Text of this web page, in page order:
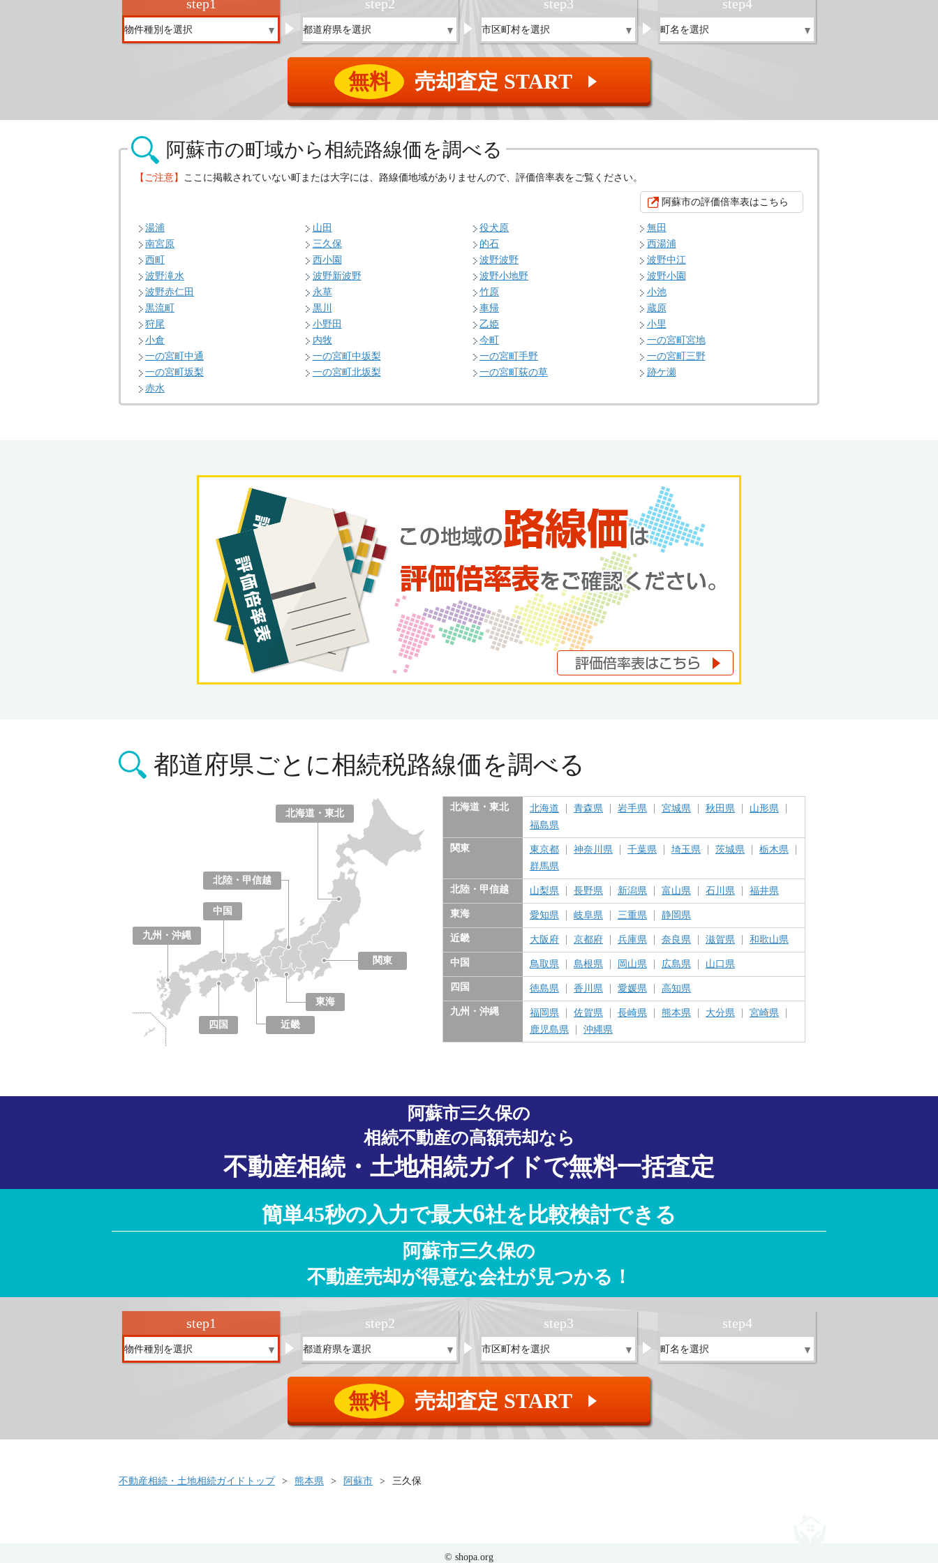
step1 step2 step3 step4
無料 売却査定 START ▲
阿蘇市の町域から相続路線価を調べる
【ご注意】 ここに掲載されていない町または大字には、路線価地域がありませんので、評価倍率表をご覧ください。
阿蘇市の評価倍率表はこちら
湯浦 山田 役犬原
無田
南宮原
三久保 的石
西湯浦
西町
西小園 波野波野
波野中江
波野滝水
波野新波野 波野小地野
波野小園
波野赤仁田
永草 竹原
小池
黒流町
黒川 車帰
蔵原
狩尾
小野田 乙姫
小里
小倉
内牧 今町
一の宮町宮地
一の宮町中通
一の宮町中坂梨 一の宮町手野
一の宮町三野
一の宮町坂梨
一の宮町北坂梨 一の宮町荻の草
跡ケ瀬
赤水
都道府県ごとに相続税路線価を調べる
北海道・東北
関東
北陸・甲信越
東海
愛知県
岐阜県
三重県
静岡県
近畿
中国
四国
九州・沖縄
北海道・東北 北海道 青森県 岩手県 宮城県 秋田県
山形県
福島県
関東 東京都 神奈川県 千葉県 埼玉県 茨城県
栃木県
群馬県
北陸・甲信越 山梨県 長野県 新潟県 富山県 石川県 福井県
東海 愛知県 岐阜県 三重県 静岡県
近畿 大阪府 京都府 兵庫県 奈良県 滋賀県 和歌山県
中国 鳥取県 島根県 岡山県 広島県 山口県
四国 徳島県 香川県 愛媛県 高知県
九州・沖縄 福岡県 佐賀県 長崎県 熊本県 大分県
宮崎県
鹿児島県
沖縄県
阿蘇市三久保の
相続不動産の高額売却なら
不動産相続・土地相続ガイドで無料一括査定
簡単45秒の入力で最大6社を比較検討できる
阿蘇市三久保の
不動産売却が得意な会社が見つかる！
step1 step2 step3 step4
無料 売却査定 START ▲
不動産相続・土地相続ガイドトップ 熊本県 阿蘇市 三久保
© shopa.org